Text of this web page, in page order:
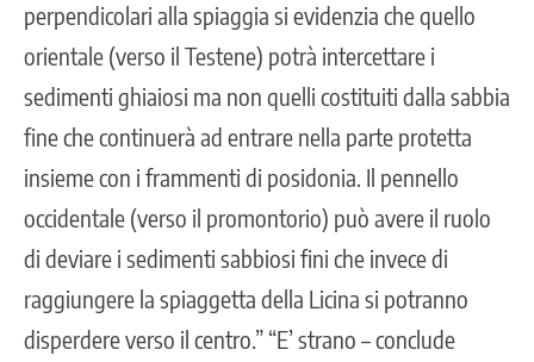
perpendicolari alla spiaggia si evidenzia che quello
orientale (verso il Testene) potrà intercettare i
sedimenti ghiaiosi ma non quelli costituiti dalla sabbia
fine che continuerà ad entrare nella parte protetta
insieme con i frammenti di posidonia. Il pennello
occidentale (verso il promontorio) può avere il ruolo
di deviare i sedimenti sabbiosi fini che invece di
raggiungere la spiaggetta della Licina si potranno
disperdere verso il centro.” “E’ strano – conclude